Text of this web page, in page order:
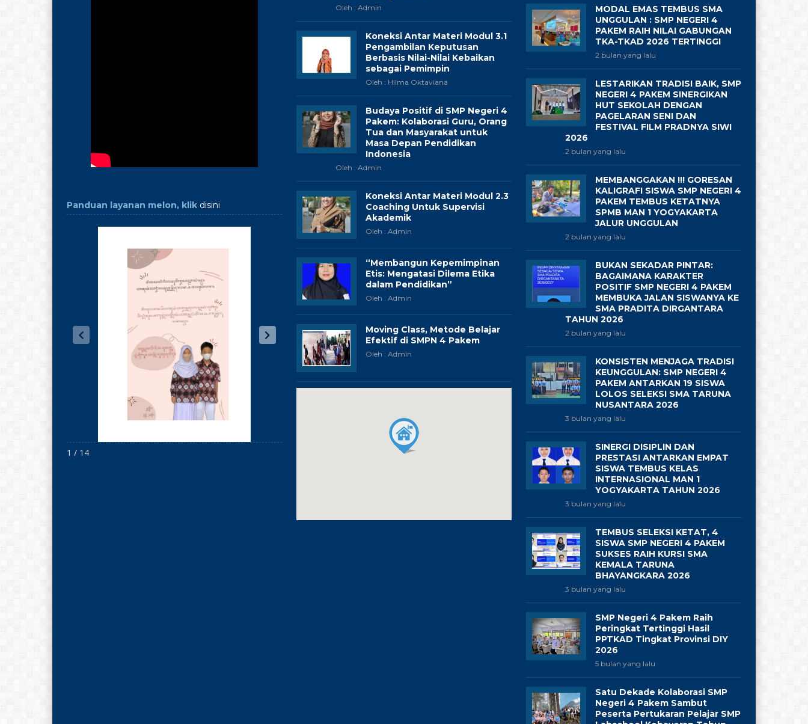
Panduan layanan melon, klik disini
1 / 14
Oleh : Admin
Koneksi Antar Materi Modul 3.1
Pengambilan Keputusan
Berbasis Nilai-Nilai Kebaikan
sebagai Pemimpin
Oleh : Hilma Oktaviana
Budaya Positif di SMP Negeri 4
Pakem: Kolaborasi Guru, Orang
Tua dan Masyarakat untuk
Masa Depan Pendidikan
Indonesia
Oleh : Admin
Koneksi Antar Materi Modul 2.3
Coaching Untuk Supervisi
Akademik
Oleh : Admin
“Membangun Kepemimpinan
Etis: Mengatasi Dilema Etika
dalam Pendidikan”
Oleh : Admin
Moving Class, Metode Belajar
Efektif di SMPN 4 Pakem
Oleh : Admin
MODAL EMAS TEMBUS SMA
UNGGULAN : SMP NEGERI 4
PAKEM RAIH NILAI GABUNGAN
TKA-TKAD 2026 TERTINGGI
2 bulan yang lalu
LESTARIKAN TRADISI BAIK, SMP
NEGERI 4 PAKEM SINERGIKAN
HUT SEKOLAH DENGAN
PAGELARAN SENI DAN
FESTIVAL FILM PRADNYA SIWI
2026
2 bulan yang lalu
MEMBANGGAKAN !!! GORESAN
KALIGRAFI SISWA SMP NEGERI 4
PAKEM TEMBUS KETATNYA
SPMB MAN 1 YOGYAKARTA
JALUR UNGGULAN
2 bulan yang lalu
BUKAN SEKADAR PINTAR:
BAGAIMANA KARAKTER
POSITIF SMP NEGERI 4 PAKEM
MEMBUKA JALAN SISWANYA KE
SMA PRADITA DIRGANTARA
TAHUN 2026
2 bulan yang lalu
KONSISTEN MENJAGA TRADISI
KEUNGGULAN: SMP NEGERI 4
PAKEM ANTARKAN 19 SISWA
LOLOS SELEKSI SMA TARUNA
NUSANTARA 2026
3 bulan yang lalu
SINERGI DISIPLIN DAN
PRESTASI ANTARKAN EMPAT
SISWA TEMBUS KELAS
INTERNASIONAL MAN 1
YOGYAKARTA TAHUN 2026
3 bulan yang lalu
TEMBUS SELEKSI KETAT, 4
SISWA SMP NEGERI 4 PAKEM
SUKSES RAIH KURSI SMA
KEMALA TARUNA
BHAYANGKARA 2026
3 bulan yang lalu
SMP Negeri 4 Pakem Raih
Peringkat Tertinggi Hasil
PPTKAD Tingkat Provinsi DIY
2026
5 bulan yang lalu
Satu Dekade Kolaborasi SMP
Negeri 4 Pakem Sambut
Peserta Pertukaran Pelajar SMP